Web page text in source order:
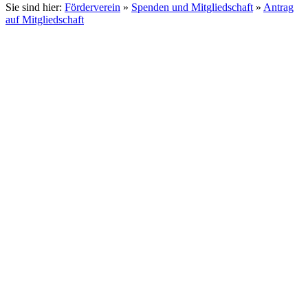
Sie sind hier: Förderverein » Spenden und Mitgliedschaft » Antrag
auf Mitgliedschaft